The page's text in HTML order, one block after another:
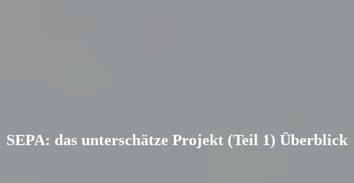
SEPA: das unterschätze Projekt (Teil 1) Überblick